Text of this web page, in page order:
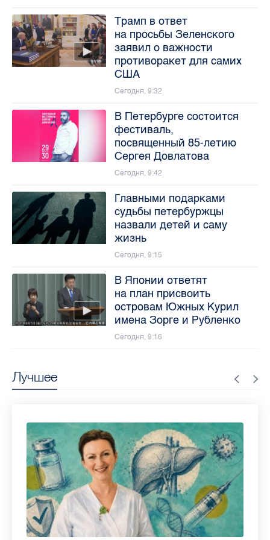
Лучшее
Трамп в ответ
на просьбы Зеленского
заявил о важности
противоракет для самих
США
Сегодня, 9:32
В Петербурге состоится
фестиваль,
посвященный 85-летию
Сергея Довлатова
Сегодня, 9:42
Главными подарками
судьбы петербуржцы
назвали детей и саму
жизнь
Сегодня, 9:15
В Японии ответят
на план присвоить
островам Южных Курил
имена Зорге и Рубленко
Сегодня, 9:16